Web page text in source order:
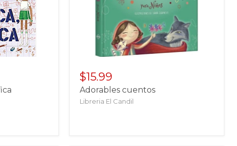
$15.99
Adorables cuentos
Libreria El Candil